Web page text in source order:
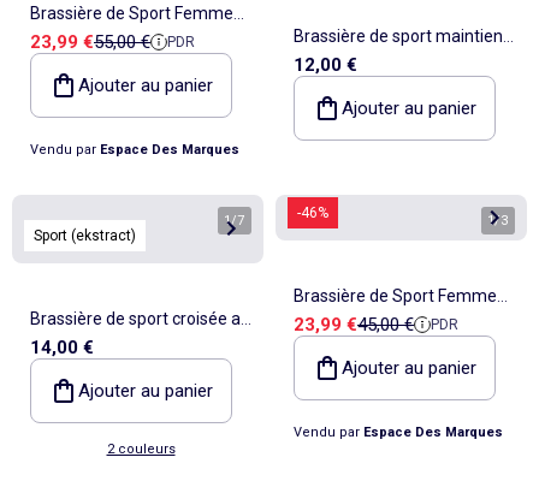
Brassière de Sport Femme
Le Coq Sportif
Prix de vente
23,99 €Prix de référence
55,00 € PDR
Ajouter au panier
Vendu par Espace Des Marques
Brassière de sport maintien
léger - (ekstract)
12,00 €
Ajouter au panier
Sport (ekstract)
1/7
Brassière de sport croisée au
dos maintien moyen -
(ekstract)
14,00 €
Ajouter au panier
2 couleurs
-46% 1/3
Brassière de Sport Femme
Le Coq Sportif
Prix de vente
23,99 €Prix de référence
45,00 € PDR
Ajouter au panier
Vendu par Espace Des Marques